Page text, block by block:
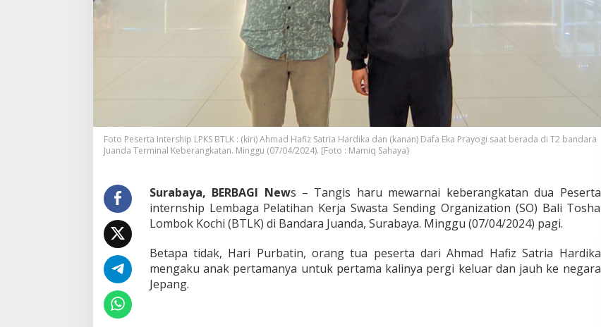
Foto Peserta Intership LPKS BTLK : (kiri) Ahmad Hafiz Satria Hardika dan (kanan) Dafa Eka Prayogi saat berada di T2 bandara
Juanda Terminal Keberangkatan. Minggu (07/04/2024). [Foto : Mamiq Sahaya}
Surabaya, BERBAGI News – Tangis haru mewarnai keberangkatan dua Peserta
internship Lembaga Pelatihan Kerja Swasta Sending Organization (SO) Bali Tosha
Lombok Kochi (BTLK) di Bandara Juanda, Surabaya. Minggu (07/04/2024) pagi.
Betapa tidak, Hari Purbatin, orang tua peserta dari Ahmad Hafiz Satria Hardika
mengaku anak pertamanya untuk pertama kalinya pergi keluar dan jauh ke negara
Jepang.